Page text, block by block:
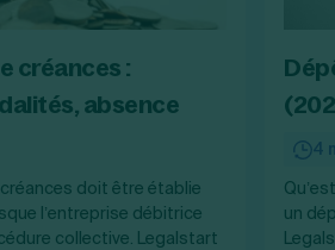
créances :
absence
doit être établie
l’entreprise débitrice
collective. Legalstart
4
un